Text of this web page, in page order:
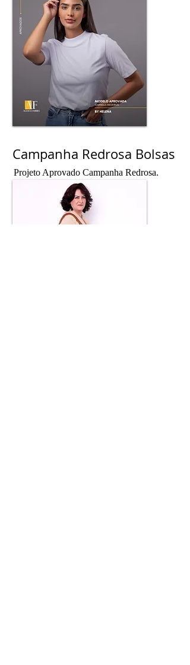
Campanha Redrosa Bolsas
Projeto Aprovado Campanha Redrosa.